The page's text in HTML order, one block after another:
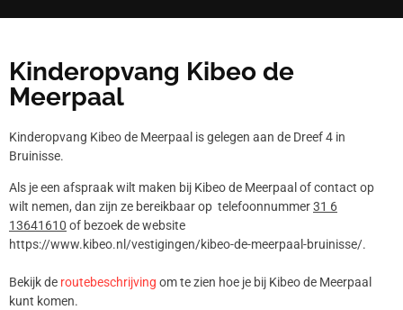
Kinderopvang Kibeo de
Meerpaal
Kinderopvang Kibeo de Meerpaal is gelegen aan de Dreef 4 in
Bruinisse.
Als je een afspraak wilt maken bij Kibeo de Meerpaal of contact op
wilt nemen, dan zijn ze bereikbaar op telefoonnummer31 6
13641610 of bezoek de website
https://www.kibeo.nl/vestigingen/kibeo-de-meerpaal-bruinisse/.
Bekijk de routebeschrijving om te zien hoe je bij Kibeo de Meerpaal
kunt komen.